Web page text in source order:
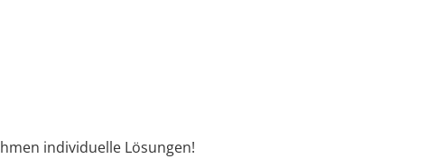
individuelle Lösungen!